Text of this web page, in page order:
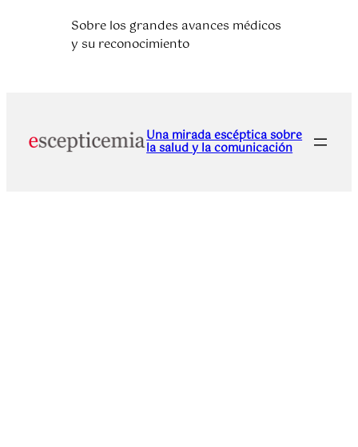
Sobre los grandes avances médicos
y su reconocimiento
Una mirada escéptica sobre
la salud y la comunicación